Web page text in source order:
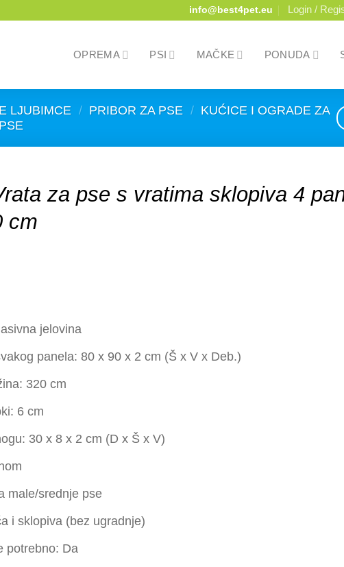
info@best4pet.eu Login /
OPREMA PSI MAČKE PONUDA
LJUBIMCE / PRIBOR ZA PSE / KUĆICE I OGRADE ZA
PSE
za pse s vratima sklopiva 4
cm
jelovina
panela: 80 x 90 x 2 cm (Š x V x Deb.)
320 cm
6 cm
30 x 8 x 2 cm (D x Š x V)
male/srednje pse
i sklopiva (bez ugradnje)
potrebno: Da